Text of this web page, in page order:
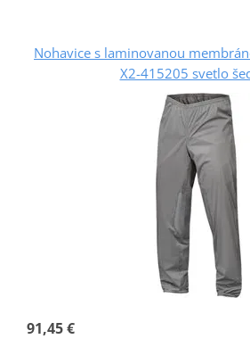
Nohavice s laminovanou
X2-415205 svetlo
91,45 €